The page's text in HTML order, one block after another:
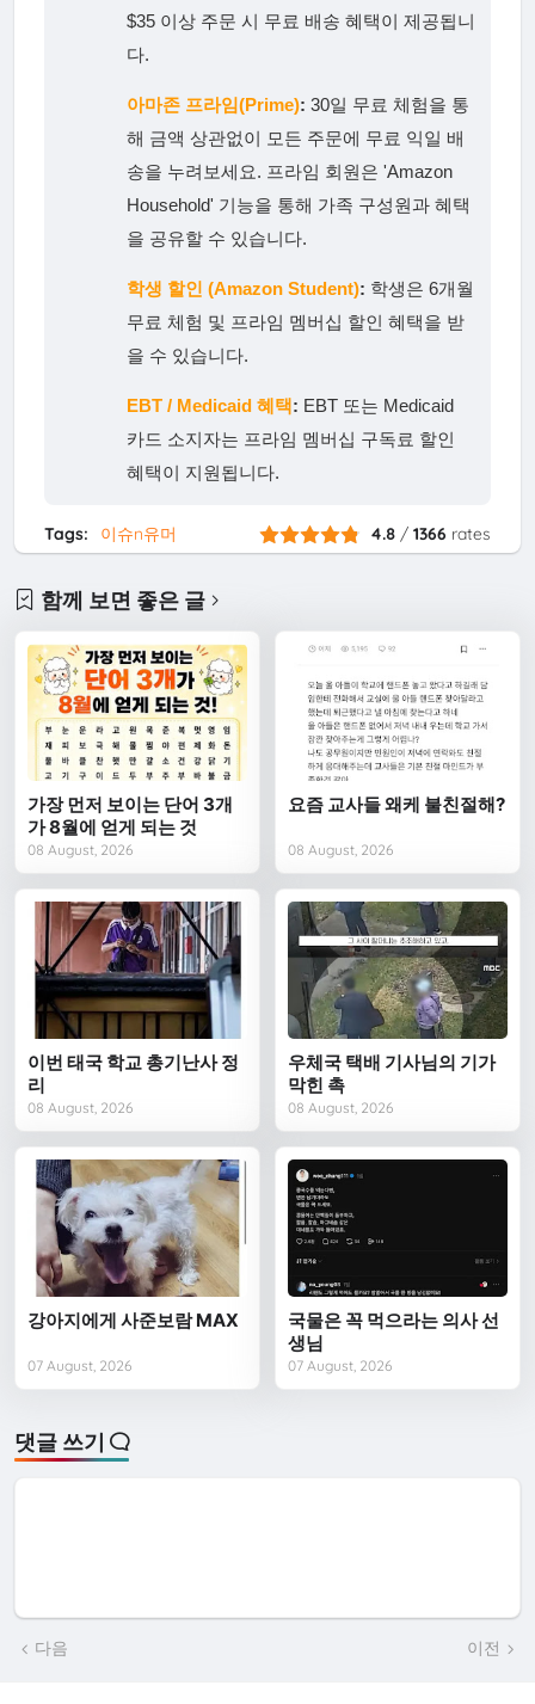
$35 이상 주문 시 무료 배송 혜택이 제공됩니
다.
아마존 프라임(Prime): 30일 무료 체험을 통
해 금액 상관없이 모든 주문에 무료 익일 배
송을 누려보세요. 프라임 회원은 'Amazon
Household' 기능을 통해 가족 구성원과 혜택
을 공유할 수 있습니다.
학생 할인 (Amazon Student): 학생은 6개월
무료 체험 및 프라임 멤버십 할인 혜택을 받
을 수 있습니다.
EBT / Medicaid 혜택: EBT 또는 Medicaid
카드 소지자는 프라임 멤버십 구독료 할인
혜택이 지원됩니다.
Tags: 이슈n유머 4.8 /1366 rates
함께 보면 좋은 글
가장 먼저 보이는 단어 3개
가 8월에 얻게 되는 것
08 August, 2026
요즘 교사들 왜케 불친절해?
08 August, 2026
이번 태국 학교 총기난사 정
리
08 August, 2026
우체국 택배 기사님의 기가
막힌 촉
08 August, 2026
강아지에게 사준보람 MAX
07 August, 2026
국물은 꼭 먹으라는 의사 선
생님
07 August, 2026
댓글 쓰기
다음 이전